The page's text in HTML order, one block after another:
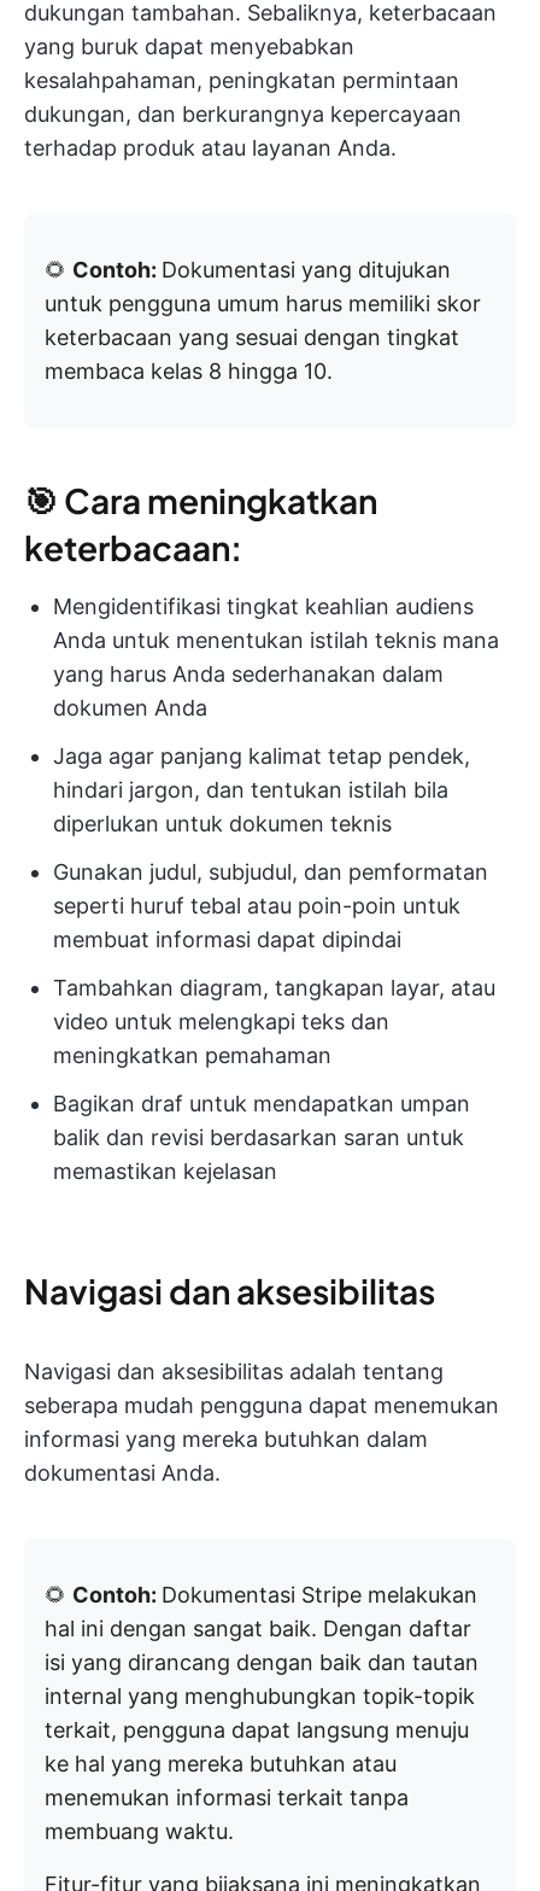
dukungan tambahan. Sebaliknya, keterbacaan
yang buruk dapat menyebabkan
kesalahpahaman, peningkatan permintaan
dukungan, dan berkurangnya kepercayaan
terhadap produk atau layanan Anda.
🌻 Contoh: Dokumentasi yang ditujukan
untuk pengguna umum harus memiliki skor
keterbacaan yang sesuai dengan tingkat
membaca kelas 8 hingga 10.
🎯 Cara meningkatkan
keterbacaan:
Mengidentifikasi tingkat keahlian audiens
Anda untuk menentukan istilah teknis mana
yang harus Anda sederhanakan dalam
dokumen Anda
Jaga agar panjang kalimat tetap pendek,
hindari jargon, dan tentukan istilah bila
diperlukan untuk dokumen teknis
Gunakan judul, subjudul, dan pemformatan
seperti huruf tebal atau poin-poin untuk
membuat informasi dapat dipindai
Tambahkan diagram, tangkapan layar, atau
video untuk melengkapi teks dan
meningkatkan pemahaman
Bagikan draf untuk mendapatkan umpan
balik dan revisi berdasarkan saran untuk
memastikan kejelasan
Navigasi dan aksesibilitas
Navigasi dan aksesibilitas adalah tentang
seberapa mudah pengguna dapat menemukan
informasi yang mereka butuhkan dalam
dokumentasi Anda.
🌻 Contoh: Dokumentasi Stripe melakukan
hal ini dengan sangat baik. Dengan daftar
isi yang dirancang dengan baik dan tautan
internal yang menghubungkan topik-topik
terkait, pengguna dapat langsung menuju
ke hal yang mereka butuhkan atau
menemukan informasi terkait tanpa
membuang waktu.
Fitur-fitur yang bijaksana ini meningkatkan